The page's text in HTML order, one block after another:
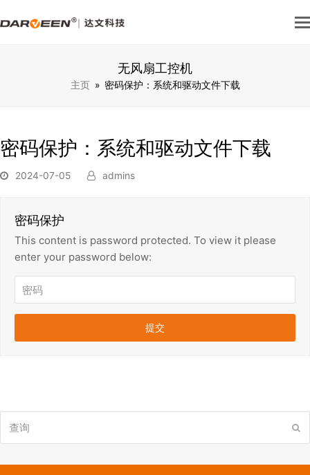
无风扇工控机
主页 » 密码保护：系统和驱动文件下载
密码保护：系统和驱动文件下载
2024-07-05 admins
密码保护
This content is password protected. To view it please
enter your password below:
询